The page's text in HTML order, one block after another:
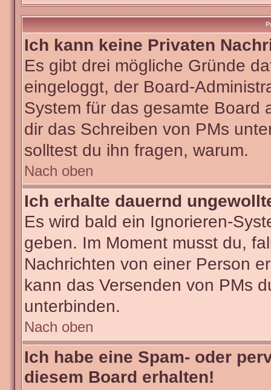
Ich kann keine Privaten
Es gibt drei mögliche Gründe
eingeloggt, der Board-
System für das gesamte Board
dir das Schreiben von PMs
solltest du ihn fragen, warum.
Nach oben
Ich erhalte dauernd
Es wird bald ein Ignorieren-
geben. Im Moment musst du,
Nachrichten von einer Person
kann das Versenden von PMs
unterbinden.
Nach oben
Ich habe eine Spam- oder
diesem Board erhalten!